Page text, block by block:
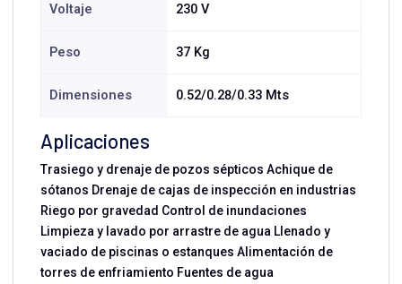
Voltaje 230 V
Peso 37 Kg
Dimensiones 0.52/0.28/0.33 Mts
Aplicaciones
Trasiego y drenaje de pozos sépticos Achique de
sótanos Drenaje de cajas de inspección en industrias
Riego por gravedad Control de inundaciones
Limpieza y lavado por arrastre de agua Llenado y
vaciado de piscinas o estanques Alimentación de
torres de enfriamiento Fuentes de agua